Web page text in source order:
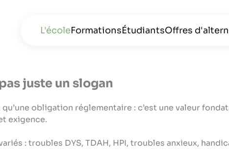
L'écoleFormations
BTS MCO
BTS GPME
ÉtudiantsOffres
juste un slogan
obligation réglementaire : c’est une valeur
exigence.
: troubles DYS, TDAH, HPI, troubles anxieux,